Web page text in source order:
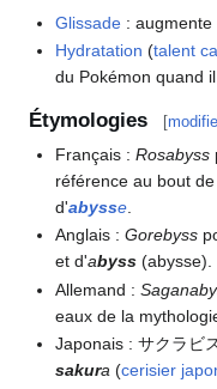
Glissade : augmente
Hydratation (talent
du Pokémon quand il
Étymologies [
Français :Rosabyss
référence au bout
d'abysse
Anglais :Gorebyss
et d'abyss (abysse).
Allemand :
eaux de la
Japonais : サクラビ
sakura (cerisier